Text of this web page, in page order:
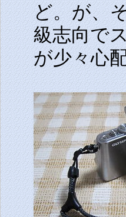
ど。が、
級志向で
が少々心